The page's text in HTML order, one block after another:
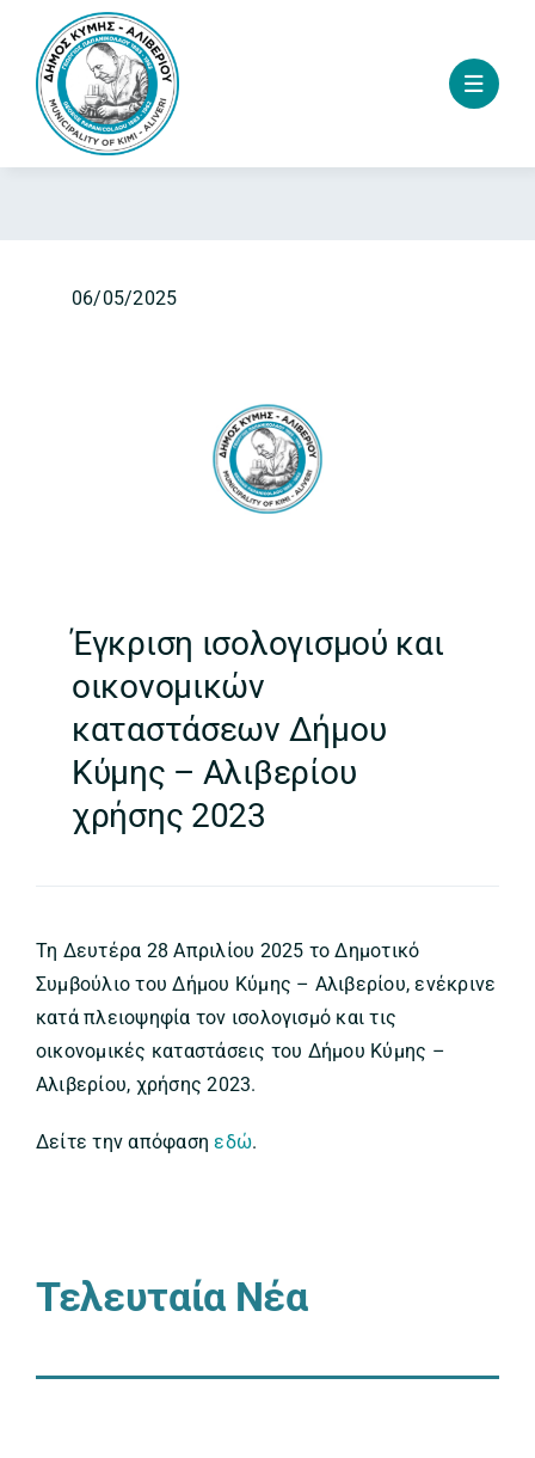
content
06/05/2025
Έγκριση ισολογισμού και
οικονομικών
καταστάσεων Δήμου
Κύμης – Αλιβερίου
χρήσης 2023
Τη Δευτέρα 28 Απριλίου 2025 το Δημοτικό
Συμβούλιο του Δήμου Κύμης – Αλιβερίου, ενέκρινε
κατά πλειοψηφία τον ισολογισμό και τις
οικονομικές καταστάσεις του Δήμου Κύμης –
Αλιβερίου, χρήσης 2023.
Δείτε την απόφασηεδώ.
Τελευταία Νέα